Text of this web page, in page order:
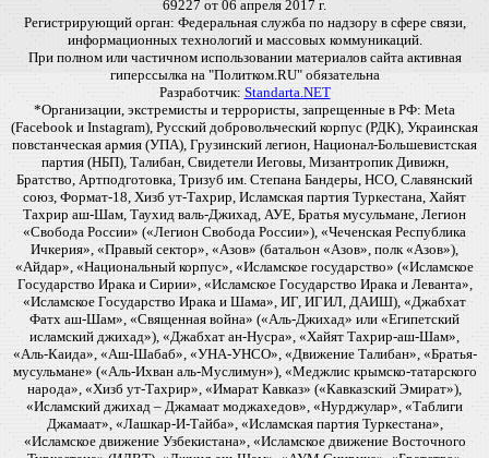
69227 от 06 апреля 2017 г.
Регистрирующий орган: Федеральная служба по надзору в сфере связи,
информационных технологий и массовых коммуникаций.
При полном или частичном использовании материалов сайта активная
гиперссылка на "Политком.RU" обязательна
Разработчик: Standarta.NET
*Организации, экстремисты и террористы, запрещенные в РФ: Meta
(Facebook и Instagram), Русский добровольческий корпус (РДК), Украинская
повстанческая армия (УПА), Грузинский легион, Национал-Большевистская
партия (НБП), Талибан, Свидетели Иеговы, Мизантропик Дивижн,
Братство, Артподготовка, Тризуб им. Степана Бандеры, НСО, Славянский
союз, Формат-18, Хизб ут-Тахрир, Исламская партия Туркестана, Хайят
Тахрир аш-Шам, Таухид валь-Джихад, АУЕ, Братья мусульмане, Легион
«Свобода России» («Легион Свобода России»), «Чеченская Республика
Ичкерия», «Правый сектор», «Азов» (батальон «Азов», полк «Азов»),
«Айдар», «Национальный корпус», «Исламское государство» («Исламское
Государство Ирака и Сирии», «Исламское Государство Ирака и Леванта»,
«Исламское Государство Ирака и Шама», ИГ, ИГИЛ, ДАИШ), «Джабхат
Фатх аш-Шам», «Священная война» («Аль-Джихад» или «Египетский
исламский джихад»), «Джабхат ан-Нусра», «Хайят Тахрир-аш-Шам»,
«Аль-Каида», «Аш-Шабаб», «УНА-УНСО», «Движение Талибан», «Братья-
мусульмане» («Аль-Ихван аль-Муслимун»), «Меджлис крымско-татарского
народа», «Хизб ут-Тахрир», «Имарат Кавказ» («Кавказский Эмират»),
«Исламский джихад – Джамаат моджахедов», «Нурджулар», «Таблиги
Джамаат», «Лашкар-И-Тайба», «Исламская партия Туркестана»,
«Исламское движение Узбекистана», «Исламское движение Восточного